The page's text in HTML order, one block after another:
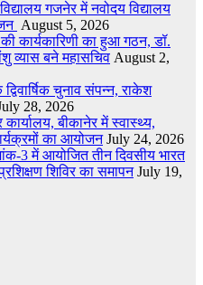
गजनेर में नवोदय विद्यालय
August 5, 2026
कार्यकारिणी का हुआ गठन, डॉ.
व्यास बने महासचिव August 2,
चुनाव संपन्न, राकेश
28, 2026
बीकानेर में स्वास्थ्य,
का आयोजन July 24, 2026
3 में आयोजित तीन दिवसीय भारत
शिविर का समापन July 19,